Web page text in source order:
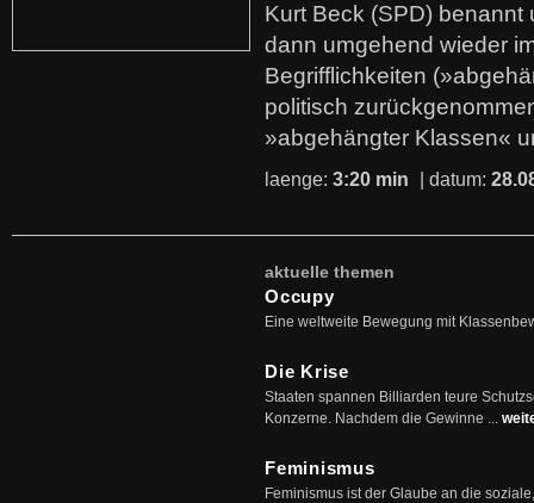
Kurt Beck (SPD)
dann umgehend wieder
Begrifflichkeiten
politisch
»abgehängter Klassen«
laenge: 3:20 min | datum:
aktuelle themen
Occupy
Eine weltweite Bewegung mit
Die Krise
Staaten spannen Billiarden teure
Konzerne. Nachdem die Gewinne ...
Feminismus
Feminismus ist der Glaube an die